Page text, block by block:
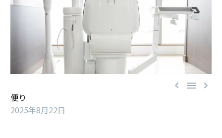
  
便り
2025年8月22日